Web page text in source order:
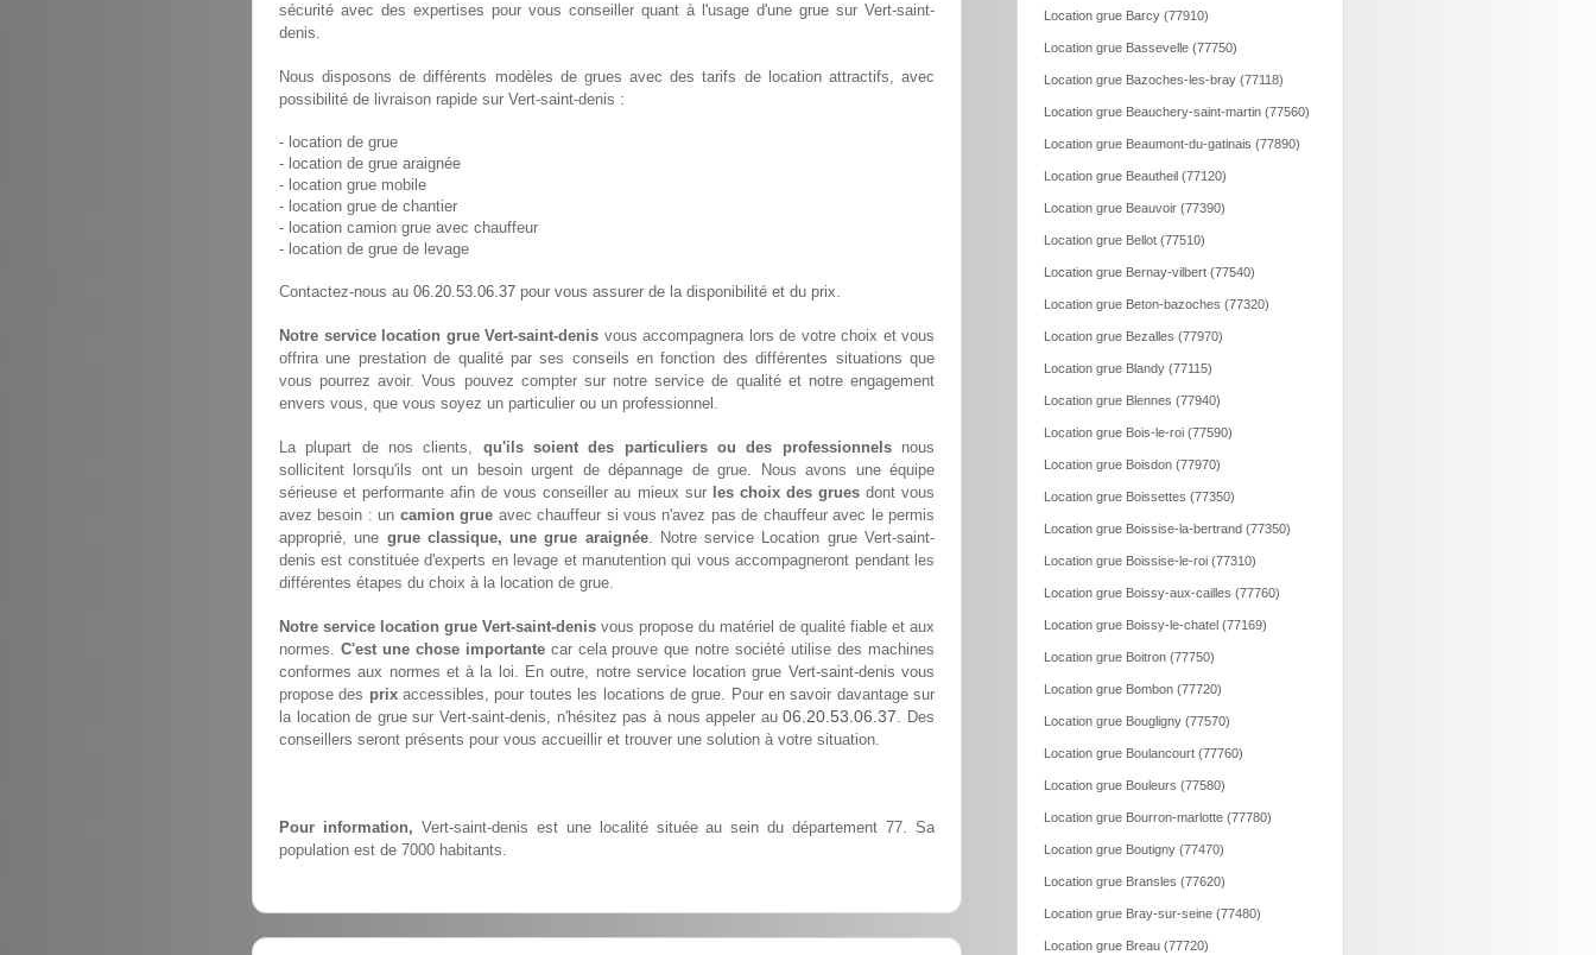
sécurité avec des expertises pour vous conseiller quant à l'usage d'une grue sur Vert-saint-
denis.
Nous disposons de différents modèles de grues avec des tarifs de location attractifs, avec
possibilité de livraison rapide sur Vert-saint-denis :
- location de grue
- location de grue araignée
- location grue mobile
- location grue de chantier
- location camion grue avec chauffeur
- location de grue de levage
Contactez-nous au 06.20.53.06.37 pour vous assurer de la disponibilité et du prix.
Notre service location grue Vert-saint-denis vous accompagnera lors de votre choix et vous
offrira une prestation de qualité par ses conseils en fonction des différentes situations que
vous pourrez avoir. Vous pouvez compter sur notre service de qualité et notre engagement
envers vous, que vous soyez un particulier ou un professionnel.
La plupart de nos clients, qu'ils soient des particuliers ou des professionnelsnous
sollicitent lorsqu'ils ont un besoin urgent de dépannage de grue. Nous avons une équipe
sérieuse et performante afin de vous conseiller au mieux sur les choix des gruesdont vous
avez besoin : un camion grue avec chauffeur si vous n'avez pas de chauffeur avec le permis
approprié, une grue classique, une grue araignée. Notre service Location grue Vert-saint-
denis est constituée d'experts en levage et manutention qui vous accompagneront pendant les
différentes étapes du choix à la location de grue.
Notre service location grue Vert-saint-denis vous propose du matériel de qualité fiable et aux
normes. C'est une chose importantecar cela prouve que notre société utilise des machines
conformes aux normes et à la loi. En outre, notre service location grue Vert-saint-denis vous
propose des prixaccessibles, pour toutes les locations de grue. Pour en savoir davantage sur
la location de grue sur Vert-saint-denis, n'hésitez pas à nous appeler au06.20.53.06.37. Des
conseillers seront présents pour vous accueillir et trouver une solution à votre situation.
Pour information, Vert-saint-denis est une localité située au sein du département 77. Sa
population est de 7000 habitants.
Location grue Barcy (77910)
Location grue Bassevelle (77750)
Location grue Bazoches-les-bray (77118)
Location grue Beauchery-saint-martin (77560)
Location grue Beaumont-du-gatinais (77890)
Location grue Beautheil (77120)
Location grue Beauvoir (77390)
Location grue Bellot (77510)
Location grue Bernay-vilbert (77540)
Location grue Beton-bazoches (77320)
Location grue Bezalles (77970)
Location grue Blandy (77115)
Location grue Blennes (77940)
Location grue Bois-le-roi (77590)
Location grue Boisdon (77970)
Location grue Boissettes (77350)
Location grue Boissise-la-bertrand (77350)
Location grue Boissise-le-roi (77310)
Location grue Boissy-aux-cailles (77760)
Location grue Boissy-le-chatel (77169)
Location grue Boitron (77750)
Location grue Bombon (77720)
Location grue Bougligny (77570)
Location grue Boulancourt (77760)
Location grue Bouleurs (77580)
Location grue Bourron-marlotte (77780)
Location grue Boutigny (77470)
Location grue Bransles (77620)
Location grue Bray-sur-seine (77480)
Location grue Breau (77720)